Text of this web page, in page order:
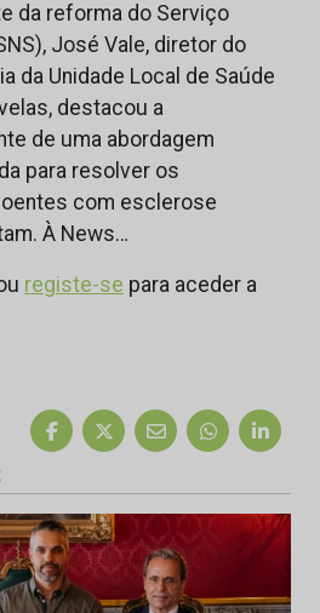
da reforma do Serviço
José Vale, diretor do
da Unidade Local de Saúde
destacou a
de uma abordagem
para resolver os
com esclerose
À News…
registe-se para aceder a